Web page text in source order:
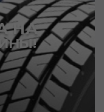
НА